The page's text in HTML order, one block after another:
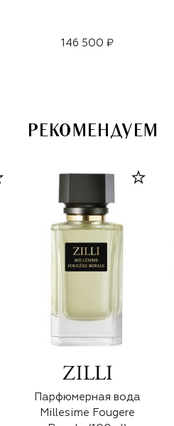
146 500 ₽
РЕКОМЕНДУЕМ
Парфюмерная вода
Millesime Fougere